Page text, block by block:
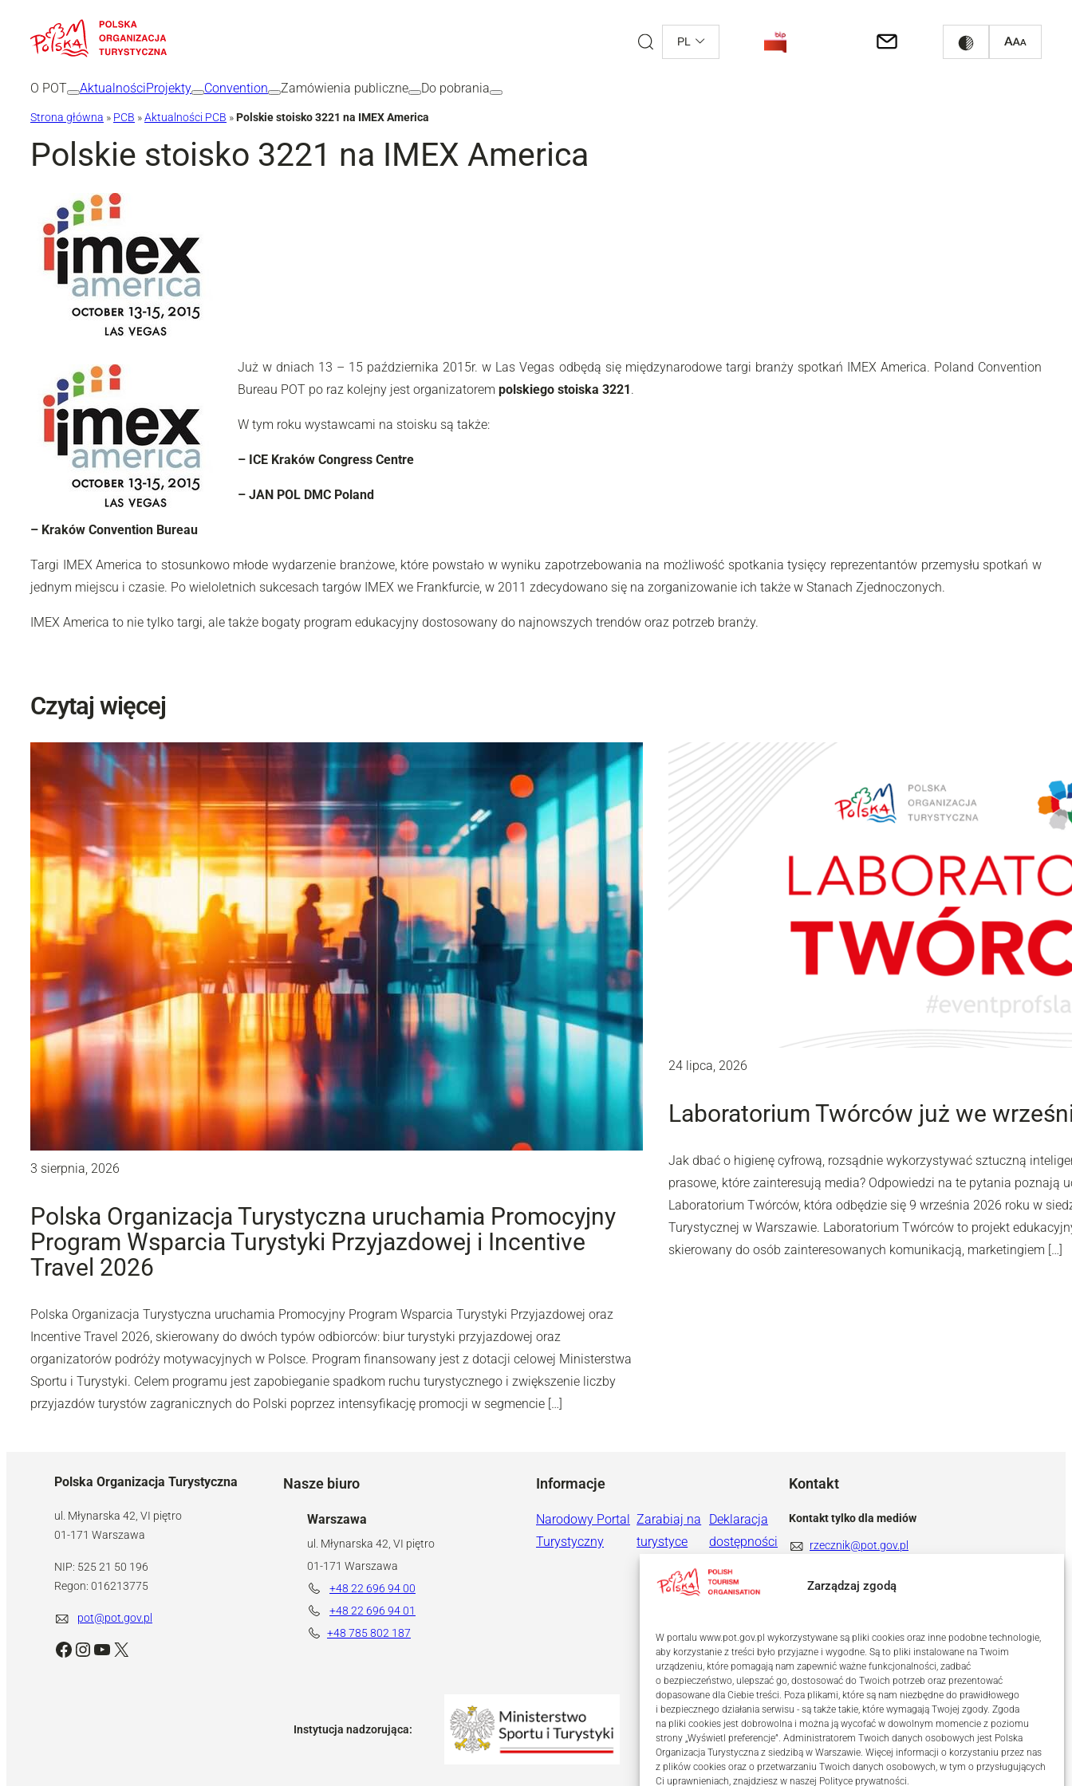
Zarządzaj zgodą
W portalu www.pot.gov.pl wykorzystywane są pliki cookies oraz inne podobne technologie,
aby korzystanie z treści było przyjazne i wygodne. Są to pliki instalowane na Twoim
urządzeniu, które pomagają nam zapewnić ważne funkcjonalności, zadbać
o bezpieczeństwo, ulepszać go, dostosować do Twoich potrzeb oraz prezentować
dopasowane dla Ciebie treści. Poza plikami, które są nam niezbędne do prawidłowego
i bezpiecznego działania serwisu - są także takie, które wymagają Twojej zgody. Zgoda
na pliki cookies jest dobrowolna i można ją wycofać w dowolnym momencie z poziomu
strony „Wyświetl preferencje”. Administratorem Twoich danych osobowych jest Polska
Organizacja Turystyczna z siedzibą w Warszawie. Więcej informacji o korzystaniu przez nas
z plików cookies oraz o przetwarzaniu Twoich danych osobowych, w tym o przysługujących
Ci uprawnieniach, znajdziesz w naszej Polityce prywatności.
PL
O POT AktualnościProjekty Convention Zamówienia publiczne Do pobrania
Strona główna » PCB »Aktualności PCB »Polskie stoisko 3221 na IMEX America
Polskie stoisko 3221 na IMEX America
Już w dniach 13 – 15 października 2015r. w Las Vegas odbędą się międzynarodowe targi branży spotkań IMEX America. Poland Convention
Bureau POT po raz kolejny jest organizatorem polskiego stoiska 3221.
W tym roku wystawcami na stoisku są także:
– ICE Kraków Congress Centre
– JAN POL DMC Poland
– Kraków Convention Bureau
Targi IMEX America to stosunkowo młode wydarzenie branżowe, które powstało w wyniku zapotrzebowania na możliwość spotkania tysięcy reprezentantów przemysłu spotkań w
jednym miejscu i czasie. Po wieloletnich sukcesach targów IMEX we Frankfurcie, w 2011 zdecydowano się na zorganizowanie ich także w Stanach Zjednoczonych.
IMEX America to nie tylko targi, ale także bogaty program edukacyjny dostosowany do najnowszych trendów oraz potrzeb branży.
Czytaj więcej
3 sierpnia, 2026
Polska Organizacja Turystyczna uruchamia Promocyjny
Program Wsparcia Turystyki Przyjazdowej i Incentive
Travel 2026
Polska Organizacja Turystyczna uruchamia Promocyjny Program Wsparcia Turystyki Przyjazdowej oraz
Incentive Travel 2026, skierowany do dwóch typów odbiorców: biur turystyki przyjazdowej oraz
organizatorów podróży motywacyjnych w Polsce. Program finansowany jest z dotacji celowej Ministerstwa
Sportu i Turystyki. Celem programu jest zapobieganie spadkom ruchu turystycznego i zwiększenie liczby
przyjazdów turystów zagranicznych do Polski poprzez intensyfikację promocji w segmencie […]
24 lipca, 2026
Laboratorium Twórców już we
Jak dbać o higienę cyfrową, rozsądnie wykorzystywać sztuczną
prasowe, które zainteresują media? Odpowiedzi na te pytania poznają
Laboratorium Twórców, która odbędzie się 9 września 2026 roku w
Turystycznej w Warszawie. Laboratorium Twórców to projekt
skierowany do osób zainteresowanych komunikacją, marketingiem […]
Polska Organizacja Turystyczna
ul. Młynarska 42, VI piętro
01-171 Warszawa
NIP: 525 21 50 196
Regon: 016213775
pot@pot.gov.pl
Facebook Instagram YouTube X
Nasze biuro
Warszawa
ul. Młynarska 42, VI piętro
01-171 Warszawa
+48 22 696 94 00
+48 22 696 94 01
+48 785 802 187
Informacje
Narodowy Portal
Turystyczny
Zarabiaj na
turystyce
Deklaracja
dostępności
Kontakt
Kontakt tylko dla mediów
rzecznik@pot.gov.pl
Instytucja nadzorująca: